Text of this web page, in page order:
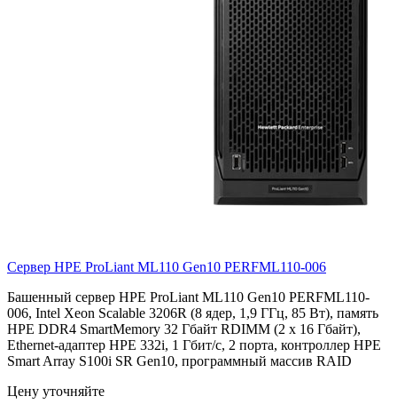
Сервер HPE ProLiant ML110 Gen10 PERFML110-006
Башенный сервер HPE ProLiant ML110 Gen10 PERFML110-
006, Intel Xeon Scalable 3206R (8 ядер, 1,9 ГГц, 85 Вт), память
HPE DDR4 SmartMemory 32 Гбайт RDIMM (2 x 16 Гбайт),
Ethernet-адаптер HPE 332i, 1 Гбит/с, 2 порта, контроллер HPE
Smart Array S100i SR Gen10, программный массив RAID
Цену уточняйте